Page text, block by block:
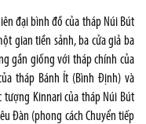
đại bình đồ của tháp Núi Bút
gian tiền sảnh, ba cửa giả ba
gần giống với tháp chính của
tháp Bánh Ít (Bình Định) và
tượng Kinnari của tháp Núi Bút
Đàn (phong cách Chuyển tiếp